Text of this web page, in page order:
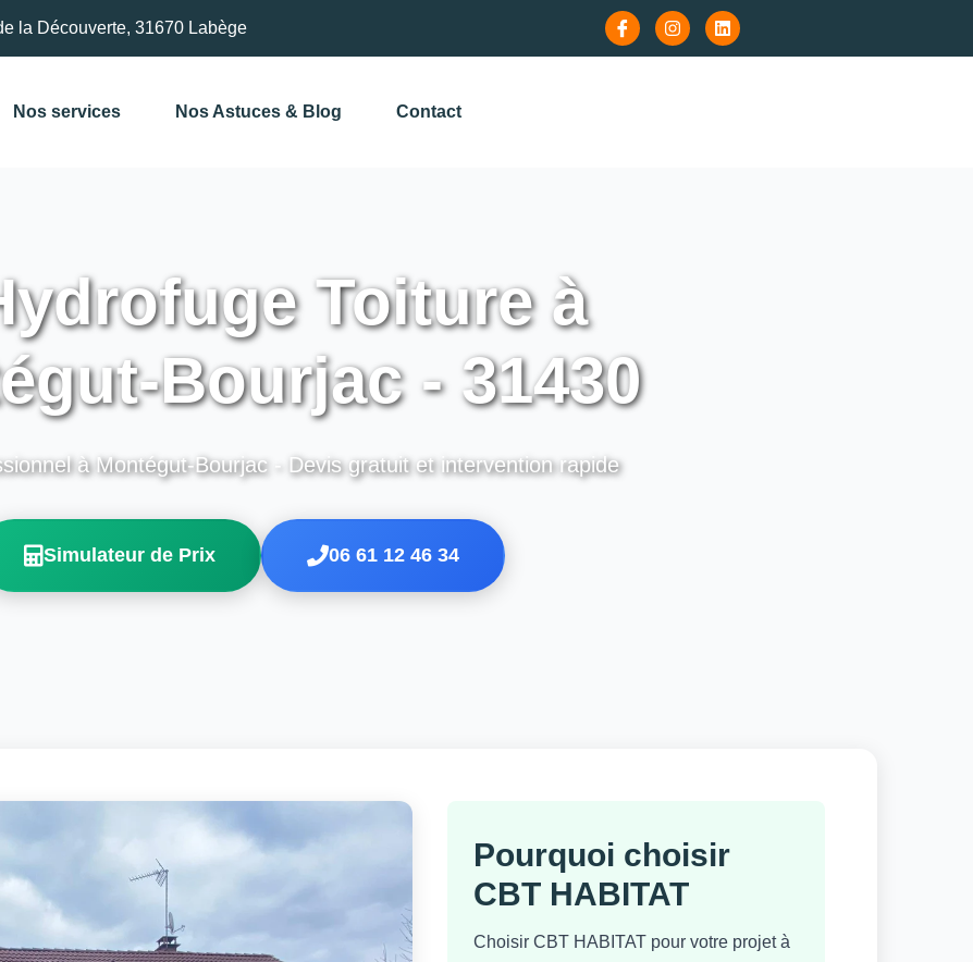
la Découverte, 31670 Labège
Nos services Nos Astuces & Blog Contact
Toiture à
Bourjac - 31430
à Montégut-Bourjac - Devis gratuit et intervention rapide
Simulateur de Prix 06 61 12 46 34
Pourquoi choisir
CBT HABITAT
Choisir CBT HABITAT pour votre projet à